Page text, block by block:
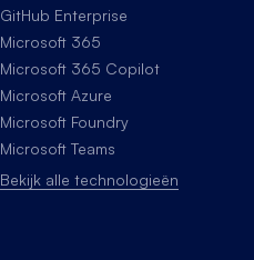
GitHub Enterprise
Microsoft 365
Microsoft 365 Copilot
Microsoft Azure
Microsoft Foundry
Microsoft Teams
Bekijk alle technologieën